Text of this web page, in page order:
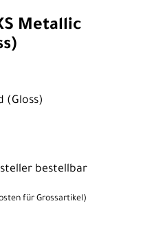
Metallic
(Gloss)
bestellbar
für Grossartikel)